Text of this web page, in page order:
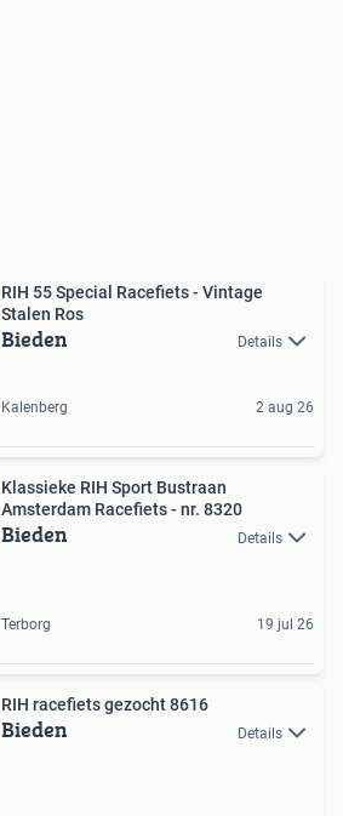
RIH 55 Special Racefiets - Vintage
Stalen Ros
Bieden Details
Kalenberg 2 aug 26
Klassieke RIH Sport Bustraan
Amsterdam Racefiets - nr. 8320
Bieden Details
Terborg 19 jul 26
RIH racefiets gezocht 8616
Bieden Details